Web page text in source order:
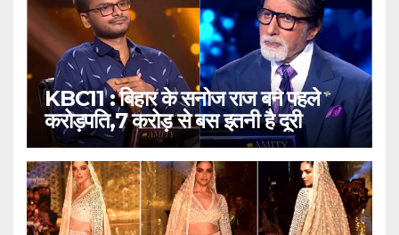
KBC11 : बिहार के सनोज राज बने पहले
करोड़पति,7 करोड़ से बस इतनी है दूरी